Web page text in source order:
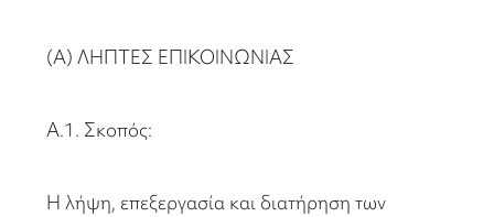
(Α) ΛΗΠΤΕΣ ΕΠΙΚΟΙΝΩΝΙΑΣ
Α.1. Σκοπός:
Η λήψη, επεξεργασία και διατήρηση των